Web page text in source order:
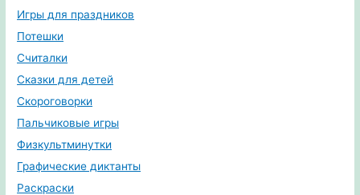
Игры для праздников
Потешки
Считалки
Сказки для детей
Скороговорки
Пальчиковые игры
Физкультминутки
Графические диктанты
Раскраски